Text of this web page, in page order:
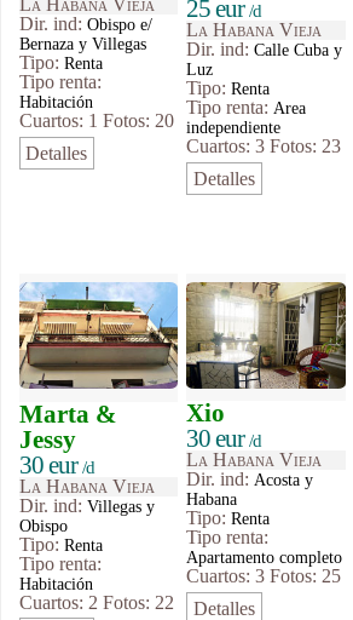
La Habana Vieja
Dir. ind: Obispo e/
Bernaza y Villegas
Tipo: Renta
Tipo renta:
Habitación
Cuartos: 1 Fotos: 20
Detalles
25 eur/d
La Habana Vieja
Dir. ind:Calle Cuba y
Luz
Tipo:Renta
Tipo renta: Area
independiente
Cuartos: 3 Fotos: 23
Detalles
Marta &
Jessy
30 eur/d
La Habana Vieja
Dir. ind: Villegas y
Obispo
Tipo: Renta
Tipo renta:
Habitación
Cuartos: 2 Fotos: 22
Xio
30 eur/d
La Habana Vieja
Dir. ind: Acosta y
Habana
Tipo:Renta
Tipo renta:
Apartamento completo
Cuartos: 3 Fotos: 25
Detalles